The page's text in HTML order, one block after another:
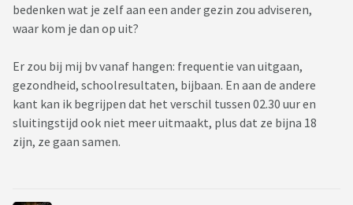
bedenken wat je zelf aan een ander gezin zou adviseren,
waar kom je dan op uit?
Er zou bij mij bv vanaf hangen: frequentie van uitgaan,
gezondheid, schoolresultaten, bijbaan. En aan de andere
kant kan ik begrijpen dat het verschil tussen 02.30 uur en
sluitingstijd ook niet meer uitmaakt, plus dat ze bijna 18
zijn, ze gaan samen.